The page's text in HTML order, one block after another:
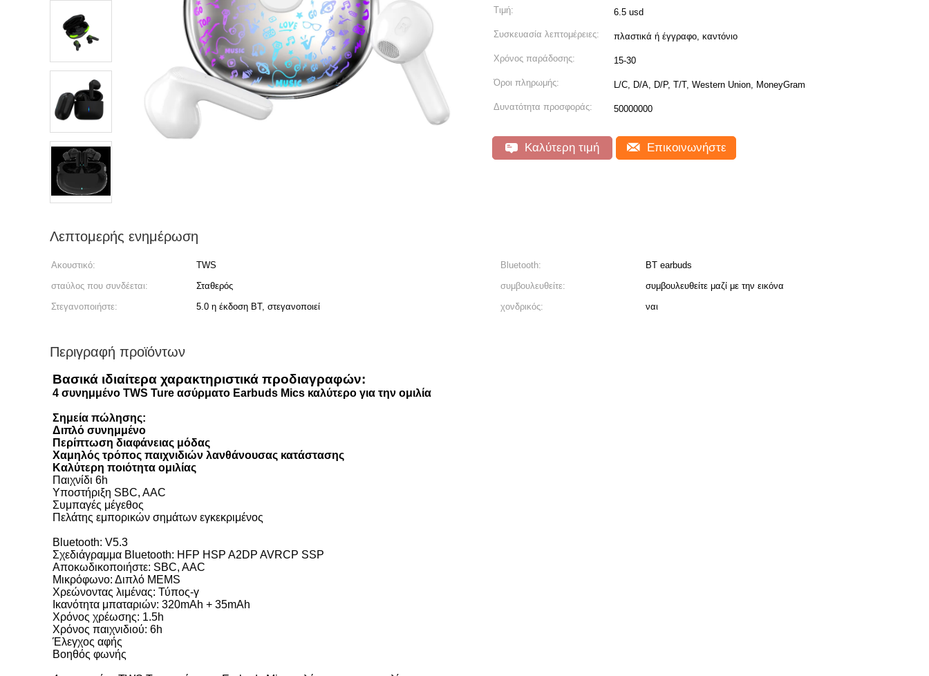
Τιμή: 6.5 usd
Συσκευασία λεπτομέρειες: πλαστικά ή έγγραφο, καντόνιο
Χρόνος παράδοσης: 15-30
Όροι πληρωμής: L/C, D/A, D/P, T/T, Western Union, MoneyGram
Δυνατότητα προσφοράς: 50000000
Καλύτερη τιμή Επικοινωνήστε
Λεπτομερής ενημέρωση
Ακουστικό: TWS Bluetooth:
BT earbuds
σταύλος που συνδέεται:
Σταθερός συμβουλευθείτε:
συμβουλευθείτε μαζί με την εικόνα
Στεγανοποιήστε:
5.0 η έκδοση BT, στεγανοποιεί χονδρικός: ναι
Περιγραφή προϊόντων
Βασικά ιδιαίτερα χαρακτηριστικά προδιαγραφών:
4 συνημμένο TWS Ture ασύρματο Earbuds Mics καλύτερο για την ομιλία
Σημεία πώλησης:
Διπλό συνημμένο
Περίπτωση διαφάνειας μόδας
Χαμηλός τρόπος παιχνιδιών λανθάνουσας κατάστασης
Καλύτερη ποιότητα ομιλίας
Παιχνίδι 6h
Υποστήριξη SBC, AAC
Συμπαγές μέγεθος
Πελάτης εμπορικών σημάτων εγκεκριμένος
Bluetooth: V5.3
Σχεδιάγραμμα Bluetooth: HFP HSP A2DP AVRCP SSP
Αποκωδικοποιήστε: SBC, AAC
Μικρόφωνο: Διπλό MEMS
Χρεώνοντας λιμένας: Τύπος-γ
Ικανότητα μπαταριών: 320mAh + 35mAh
Χρόνος χρέωσης: 1.5h
Χρόνος παιχνιδιού: 6h
Έλεγχος αφής
Βοηθός φωνής